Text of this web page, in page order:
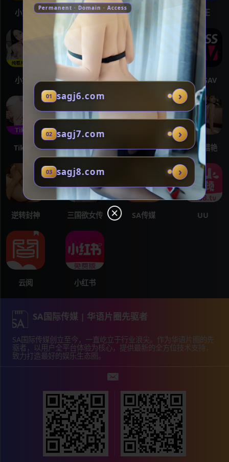
小黄片 海角社区 海王
小黄片 海角社区 红莲社区 MISSAV
TikTok 女神转生 次元对决 总裁猎艳
逆转封神 三国欲女传 SA传媒 UU
云阅 小红书
SA国际传媒 | 华语片圈先驱者
SA国际传媒创立至今，一直屹立于行业浪尖。作为华语片圈的先
驱者，以用户全平台体验为核心，提供最新的全方位技术支持，
致力打造最好的娱乐生态圈。
Permanent · Domain · Access
01 sagj6.com ›
02 sagj7.com ›
03 sagj8.com ›